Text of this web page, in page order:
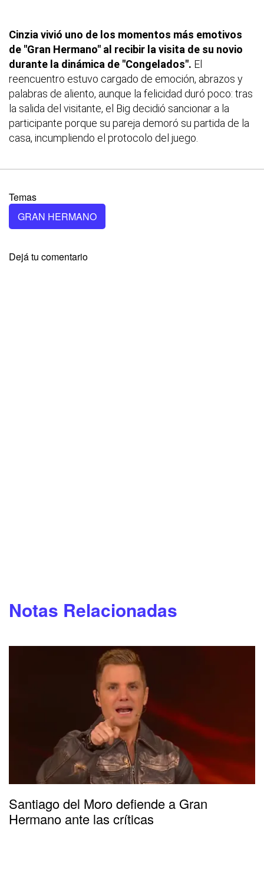
Cinzia vivió uno de los momentos más emotivos
de "Gran Hermano" al recibir la visita de su novio
durante la dinámica de "Congelados". El
reencuentro estuvo cargado de emoción, abrazos y
palabras de aliento, aunque la felicidad duró poco: tras
la salida del visitante, el Big decidió sancionar a la
participante porque su pareja demoró su partida de la
casa, incumpliendo el protocolo del juego.
Temas
GRAN HERMANO
Dejá tu comentario
Notas Relacionadas
Santiago del Moro defiende a Gran
Hermano ante las críticas